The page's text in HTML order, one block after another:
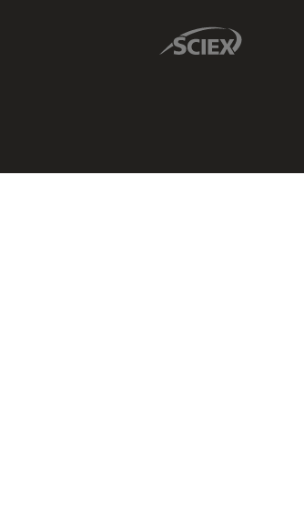
Sciex Link